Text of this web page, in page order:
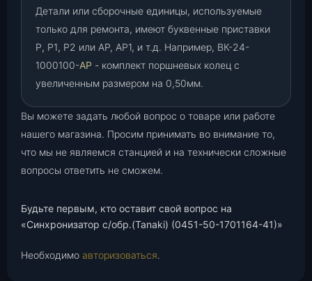
Детали или сборочные единицы, используемые
только для ремонта, имеют буквенные приставки
Р, Р1, Р2 или АР, АР1, и т.д. Например, ВК-24-
1000100-АР - комплект поршневых колец с
увеличенным размером на 0,50мм.
Вы можете задать любой вопрос о товаре или работе
нашего магазина. Просим принимать во внимание то,
что мы не являемся станцией и на технически сложные
вопросы ответить не сможем.
Будьте первым, кто оставит свой вопрос на
«Синхронизатор с/обр.(Tanaki) (0451-50-1701164-41)»
Необходимо авторизоваться.